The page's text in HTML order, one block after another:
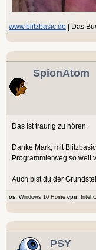
www.blitzbasic.de | Das
SpionAtom
Das ist traurig zu hören.
Danke Mark, mit
Programmierweg so weit
Auch bist du der
os: Windows 10 Home cpu: Intel
PSY